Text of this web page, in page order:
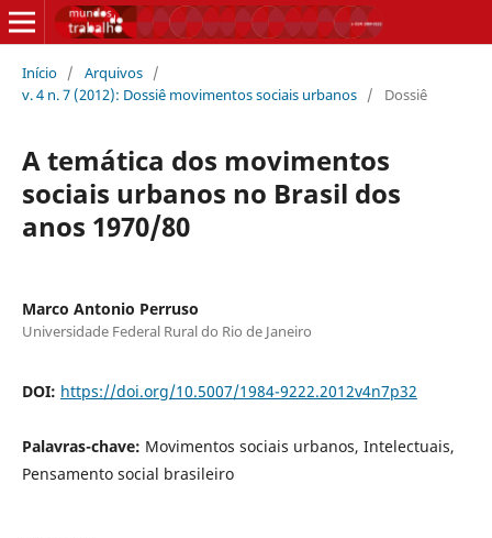
Início / Arquivos /
v. 4 n. 7 (2012): Dossiê movimentos sociais urbanos / Dossiê
A temática dos movimentos
sociais urbanos no Brasil dos
anos 1970/80
Marco Antonio Perruso
Universidade Federal Rural do Rio de Janeiro
DOI: https://doi.org/10.5007/1984-9222.2012v4n7p32
Palavras-chave: Movimentos sociais urbanos, Intelectuais,
Pensamento social brasileiro